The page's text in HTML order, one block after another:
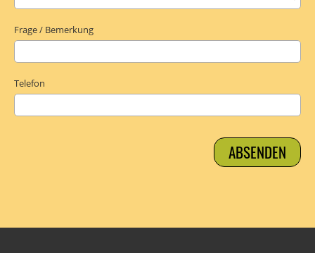
Frage / Bemerkung
Telefon